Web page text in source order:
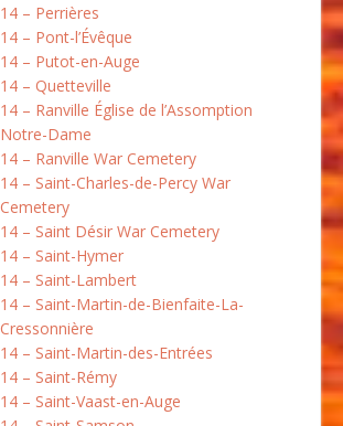
14 – Perrières
14 – Pont-l’Évêque
14 – Putot-en-Auge
14 – Quetteville
14 – Ranville Église de l’Assomption
Notre-Dame
14 – Ranville War Cemetery
14 – Saint-Charles-de-Percy War
Cemetery
14 – Saint Désir War Cemetery
14 – Saint-Hymer
14 – Saint-Lambert
14 – Saint-Martin-de-Bienfaite-La-
Cressonnière
14 – Saint-Martin-des-Entrées
14 – Saint-Rémy
14 – Saint-Vaast-en-Auge